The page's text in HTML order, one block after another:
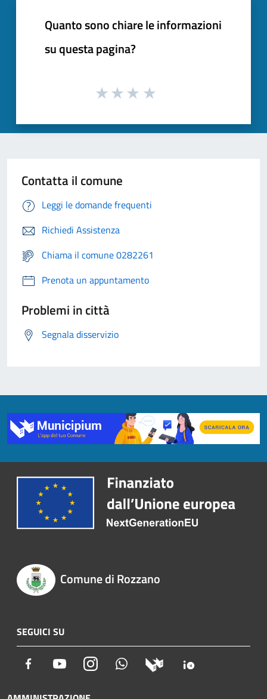
Quanto sono chiare le informazioni
su questa pagina?
Contatta il comune
Leggi le domande frequenti
Richiedi Assistenza
Chiama il comune 0282261
Prenota un appuntamento
Problemi in città
Segnala disservizio
Comune di Rozzano
SEGUICI SU
Facebook YoutubeInstagram Whatsapp